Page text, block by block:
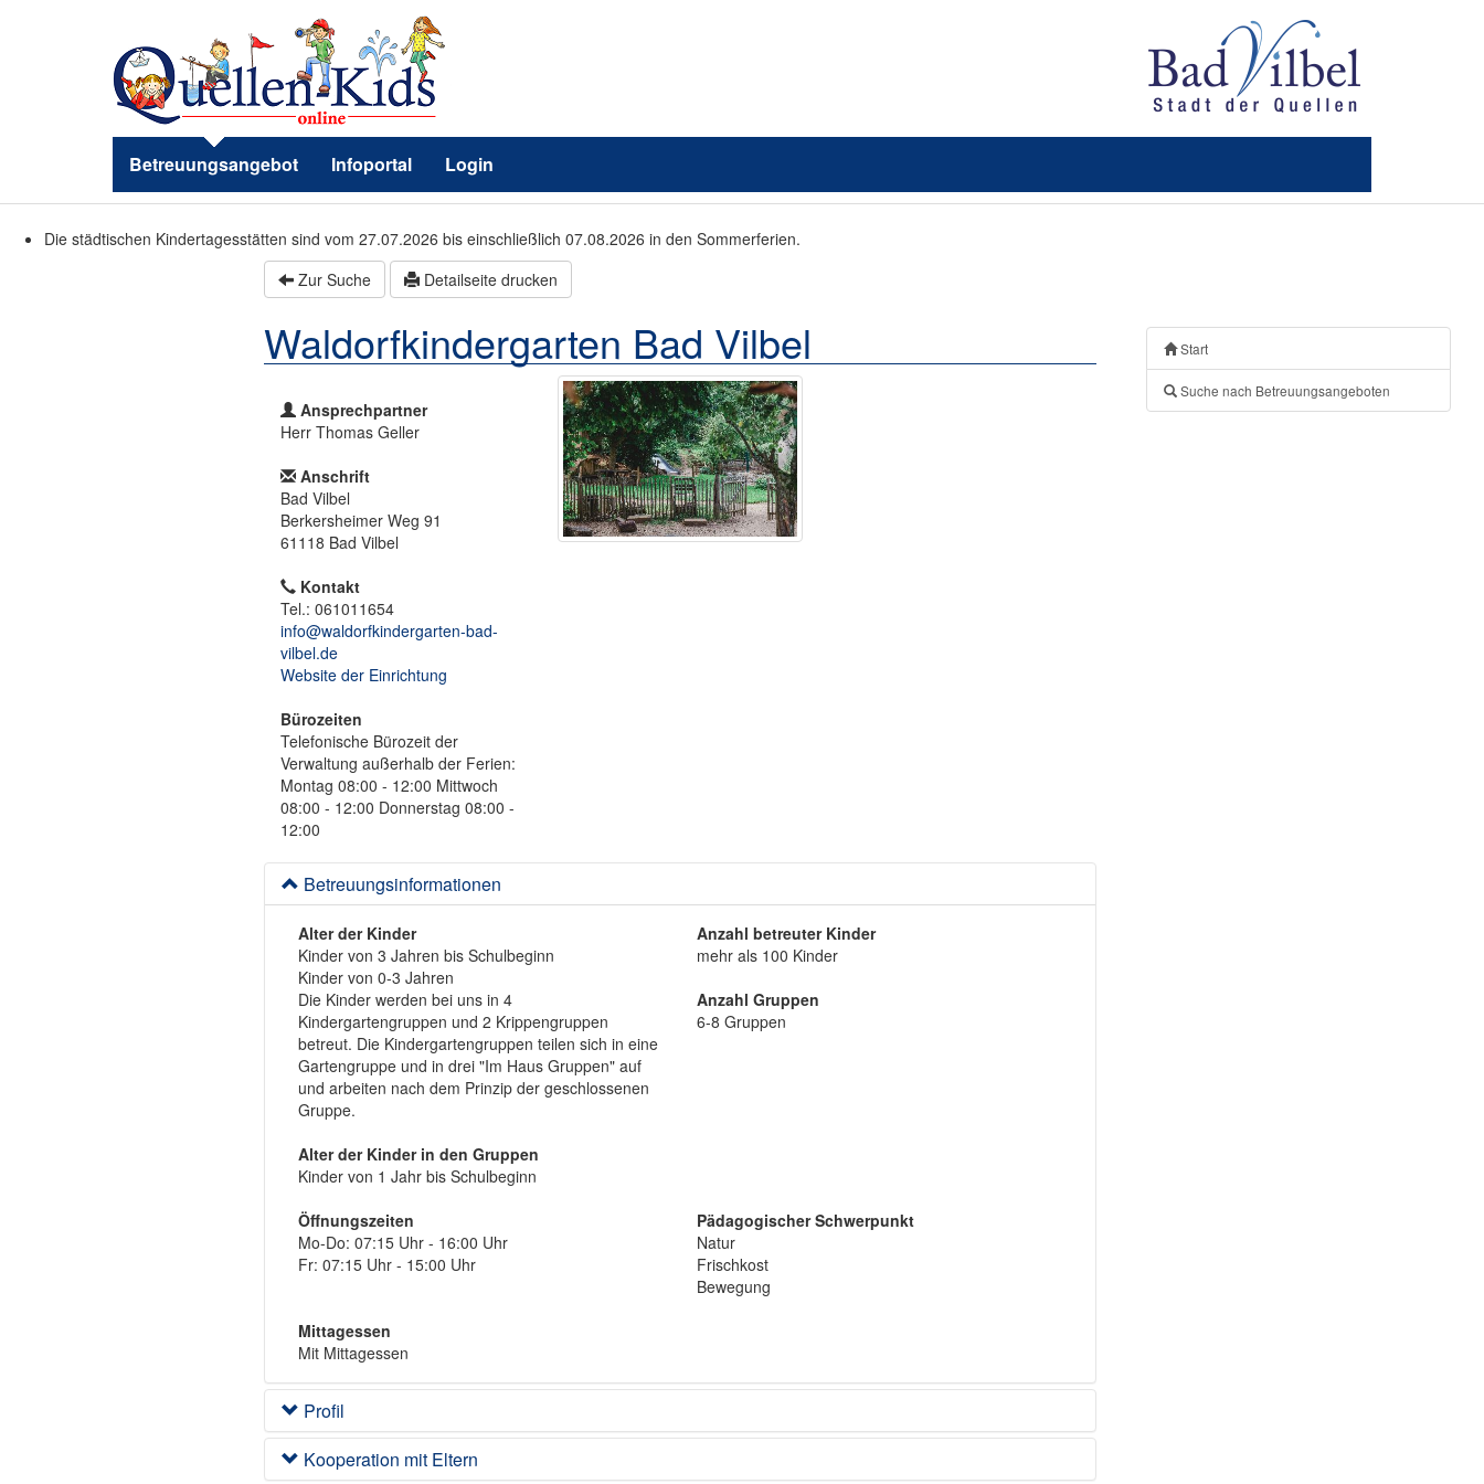
Betreuungsangebot Infoportal Login
Die städtischen Kindertagesstätten sind vom 27.07.2026 bis einschließlich 07.08.2026 in den Sommerferien.
Zur Suche
Detailseite drucken
Waldorfkindergarten Bad Vilbel
Ansprechpartner
Herr Thomas Geller
Anschrift
Bad Vilbel
Berkersheimer Weg 91
61118 Bad Vilbel
Kontakt
Tel.: 061011654
info@waldorfkindergarten-bad-
vilbel.de
Website der Einrichtung
Bürozeiten
Telefonische Bürozeit der
Verwaltung außerhalb der Ferien:
Montag 08:00 - 12:00 Mittwoch
08:00 - 12:00 Donnerstag 08:00 -
12:00
Betreuungsinformationen
Alter der Kinder
Kinder von 3 Jahren bis Schulbeginn
Kinder von 0-3 Jahren
Die Kinder werden bei uns in 4
Kindergartengruppen und 2 Krippengruppen
betreut. Die Kindergartengruppen teilen sich in eine
Gartengruppe und in drei "Im Haus Gruppen" auf
und arbeiten nach dem Prinzip der geschlossenen
Gruppe.
Alter der Kinder in den Gruppen
Kinder von 1 Jahr bis Schulbeginn
Anzahl betreuter Kinder
mehr als 100 Kinder
Anzahl Gruppen
6-8 Gruppen
Öffnungszeiten
Mo-Do: 07:15 Uhr - 16:00 Uhr
Fr: 07:15 Uhr - 15:00 Uhr
Mittagessen
Mit Mittagessen
Pädagogischer Schwerpunkt
Natur
Frischkost
Bewegung
Profil
Kooperation mit Eltern
Start
Suche nach Betreuungsangeboten